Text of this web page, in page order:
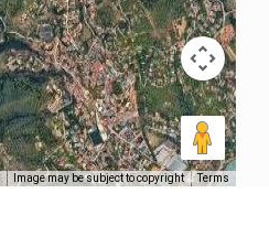
Image may be subject to copyright Terms